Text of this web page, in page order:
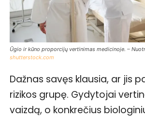
Ūgio ir kūno proporcijų vertinimas medicinoje. –
shutterstock.com
Dažnas savęs klausia, ar jis
rizikos grupę. Gydytojai
vaizdą, o konkrečius